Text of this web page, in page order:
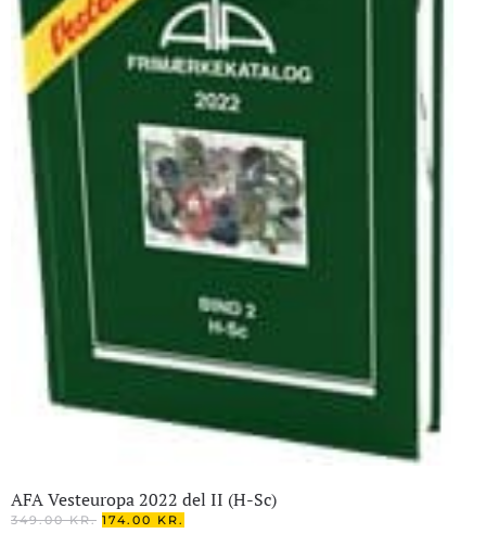
AFA Vesteuropa 2022 del II (H-Sc)
349.00KR. DEN
174.00 KR.